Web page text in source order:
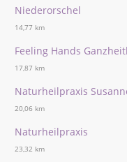
Niederorschel
14,77 km
Feeling Hands
17,87 km
Naturheilpraxis
20,06 km
Naturheilpraxis
23,32 km